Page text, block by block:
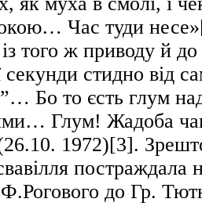
Час туди
того ж приводу й
стидно від
Бо то єсть глум
Глум! Жадоба
1972)[3].
постраждала
Ф.Рогового до Гр.